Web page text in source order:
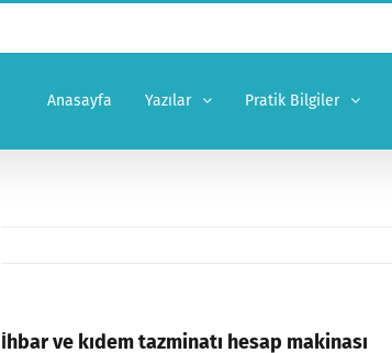
Anasayfa Yazılar Pratik Bilgiler
İhbar ve kıdem tazminatı hesap makinası